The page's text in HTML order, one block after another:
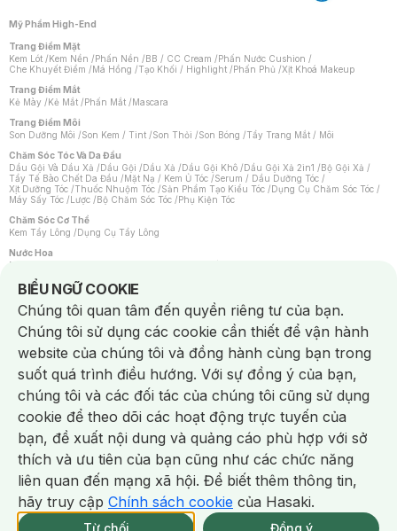
NowFree 2H Giao Nhanh Miễn Phí 2H Xem chi tiết
Mỹ Phẩm High-End
Trang Điểm Mặt
Kem Lót /Kem Nền /Phấn Nền /BB / CC Cream /Phấn Nước Cushion /
Che Khuyết Điểm /Má Hồng /Tạo Khối / Highlight /Phấn Phủ /Xịt Khoá Makeup
Trang Điểm Mắt
Kẻ Mày /Kẻ Mắt /Phấn Mắt /Mascara
Trang Điểm Môi
Son Dưỡng Môi /Son Kem / Tint /Son Thỏi /Son Bóng /Tẩy Trang Mắt / Môi
Chăm Sóc Tóc Và Da Đầu
Dầu Gội Và Dầu Xả /Dầu Gội /Dầu Xả /Dầu Gội Khô /Dầu Gội Xả 2in1 /Bộ Gội Xả /
Tẩy Tế Bào Chết Da Đầu /Mặt Nạ / Kem Ủ Tóc /Serum / Dầu Dưỡng Tóc /
Xịt Dưỡng Tóc /Thuốc Nhuộm Tóc /Sản Phẩm Tạo Kiểu Tóc /Dụng Cụ Chăm Sóc Tóc /
Máy Sấy Tóc /Lược /Bộ Chăm Sóc Tóc /Phụ Kiện Tóc
Chăm Sóc Cơ Thể
Kem Tẩy Lông /Dụng Cụ Tẩy Lông
Nước Hoa
Nước Hoa Nữ
Chăm Sóc Cá Nhân
Chống Muỗi /Khẩu Trang /Máy Massage/Mặt Nạ Xông Hơi /Nước Rửa Tay/
Sản Phẩm Chăm Sóc Khác /Bàn Chải Đánh Răng /Bàn Chải Điện/
Hỗ Trợ Trắng Răng/Kem Đánh Răng /Máy Tăm Nước/ Nước Súc Miệng/
Tăm / Chỉ Nha Khoa/ Xịt Thơm Miệng / Dung Dịch Vệ Sinh/Dưỡng Vùng Kín/
Khăn Ướt Vệ Sinh Vùng Kín/Băng Vệ Sinh/Tampon/Bọt Cạo Râu /Dao Cạo Râu/
Máy Cạo Râu
Vấn Đề Về Da
Da Dầu / Lỗ Chân Lông To/ Da Khô / Mất Nước/ Da Lão Hóa/ Da Mụn/
Da Nhạy Cảm / Kích Ứng
Da Xỉn Màu Thâm / Nám / Tàn Nhang
Quầng Thâm & Bọng Mắt /Sẹo /Viêm Da Cơ Địa
Dụng Cụ / Phụ Kiện Chăm Sóc Da
Bông Tẩy Trang
Khăn Lau Mặt Khô Dụng Cụ / Máy Rửa Mặt Máy Chăm Sóc Da
Dụng Cụ Chăm Sóc Khác
BIỂU NGỮ COOKIE
Notice about cookies usage
Chúng tôi quan tâm đến quyền riêng tư của bạn.
Chúng tôi sử dụng các cookie cần thiết để vận hành
website của chúng tôi và đồng hành cùng bạn trong
suốt quá trình điều hướng. Với sự đồng ý của bạn,
chúng tôi và các đối tác của chúng tôi cũng sử dụng
cookie để theo dõi các hoạt động trực tuyến của
bạn, đề xuất nội dung và quảng cáo phù hợp với sở
thích và ưu tiên của bạn cũng như các chức năng
liên quan đến mạng xã hội. Để biết thêm thông tin,
hãy truy cập Chính sách cookie của Hasaki.
Từ chối Đồng ý